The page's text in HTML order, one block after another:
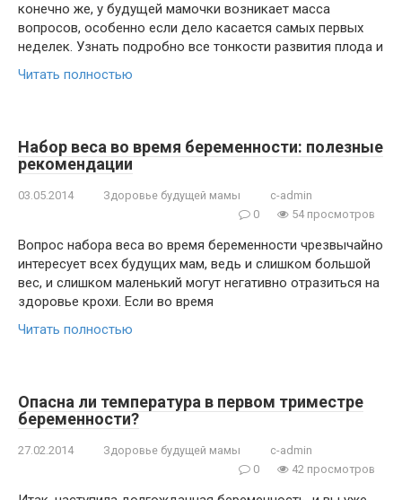
конечно же, у будущей мамочки возникает масса
вопросов, особенно если дело касается самых первых
неделек. Узнать подробно все тонкости развития плода и
Читать полностью
Набор веса во время беременности: полезные
рекомендации
03.05.2014 Здоровье будущей мамы
c-admin
0
54 просмотров
Вопрос набора веса во время беременности чрезвычайно
интересует всех будущих мам, ведь и слишком большой
вес, и слишком маленький могут негативно отразиться на
здоровье крохи. Если во время
Читать полностью
Опасна ли температура в первом триместре
беременности?
27.02.2014 Здоровье будущей мамы
c-admin
0
42 просмотров